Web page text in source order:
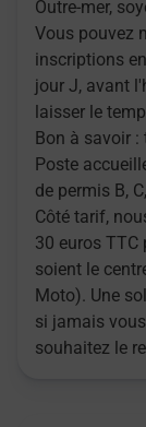
Outre-mer,
Vous pouvez
inscriptions
jour J, avant
laisser le
Bon à savoir
Poste
de permis B,
Côté tarif,
30 euros TTC
soient le
Moto). Une
si jamais
souhaitez le